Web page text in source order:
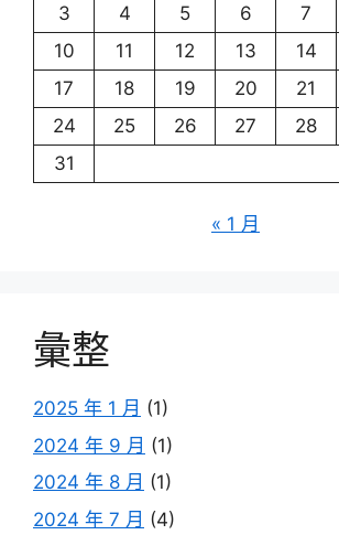
3
4 5 6 7
10
11 12 13 14
17
18 19 20 21
24
25 26 27 28
31
« 1 月
彙整
2025 年 1 月 (1)
2024 年 9 月 (1)
2024 年 8 月 (1)
2024 年 7 月 (4)